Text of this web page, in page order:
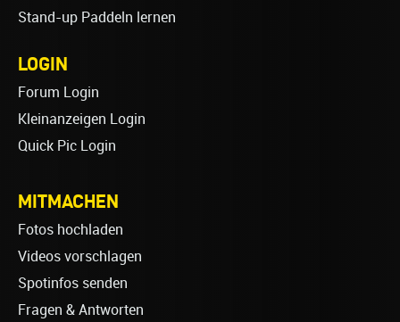
Stand-up Paddeln lernen
LOGIN
Forum Login
Kleinanzeigen Login
Quick Pic Login
MITMACHEN
Fotos hochladen
Videos vorschlagen
Spotinfos senden
Fragen & Antworten